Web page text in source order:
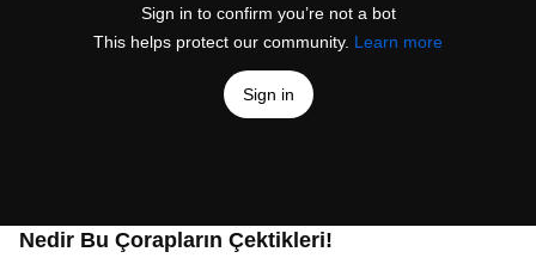
Sign in to confirm you’re not a bot
This helps protect our community. Learn more
Sign in
Nedir Bu Çorapların Çektikleri!